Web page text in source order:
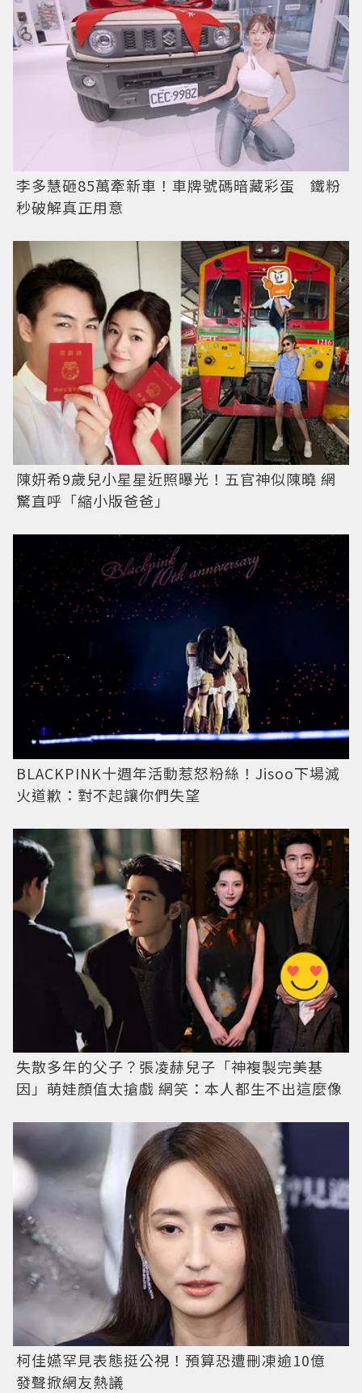
李多慧砸85萬牽新車！車牌號碼暗藏彩蛋 鐵粉
秒破解真正用意
陳妍希9歲兒小星星近照曝光！五官神似陳曉 網
驚直呼「縮小版爸爸」
BLACKPINK十週年活動惹怒粉絲！Jisoo下場滅
火道歉：對不起讓你們失望
失散多年的父子？張凌赫兒子「神複製完美基
因」萌娃顏值太搶戲 網笑：本人都生不出這麼像
柯佳嬿罕見表態挺公視！預算恐遭刪凍逾10億
發聲掀網友熱議